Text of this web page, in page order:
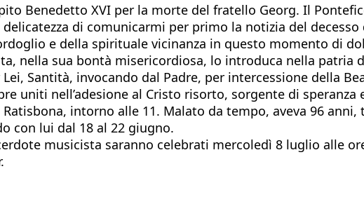
Benedetto XVI per la morte del fratello Georg. Il
di comunicarmi per primo la notizia del
e della spirituale vicinanza in questo momento di
nella sua bontà misericordiosa, lo introduca nella patria
Santità, invocando dal Padre, per intercessione della
uniti nell’adesione al Cristo risorto, sorgente di speranza
intorno alle 11. Malato da tempo, aveva 96
con lui dal 18 al 22 giugno.
musicista saranno celebrati mercoledì 8 luglio alle